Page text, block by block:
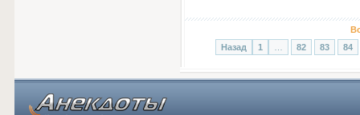
Назад
1 82 83 84